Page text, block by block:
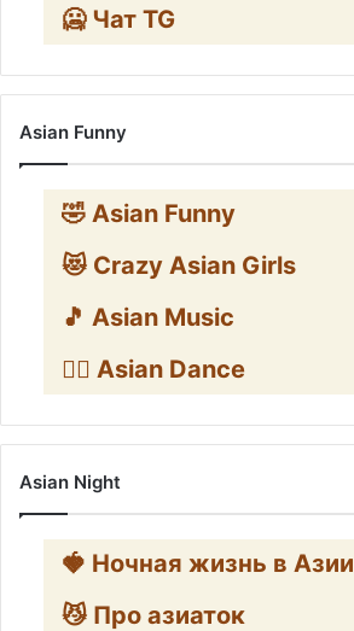
🥶 Чат TG
Asian Funny
🤣 Asian Funny
😻 Crazy Asian Girls
🎵 Asian Music
👯‍♀️ Asian Dance
Asian Night
🍓 Ночная жизнь в Азии
😼 Про азиаток